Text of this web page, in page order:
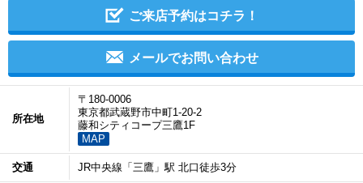
ご来店予約はコチラ！
メールでお問い合わせ
所在地
〒180-0006
東京都武蔵野市中町1-20-2
藤和シティコープ三鷹1F
MAP
交通 JR中央線「三鷹」駅 北口徒歩3分